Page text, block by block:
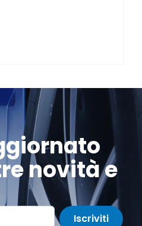
novità e
Iscriviti